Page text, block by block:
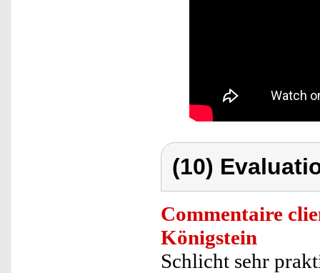
(10)
Commentaire
Königstein
Schlicht sehr